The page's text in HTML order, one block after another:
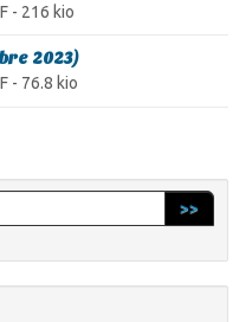
- 216 kio
2023)
- 76.8 kio
>>